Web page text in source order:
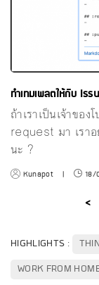
ทำเทมเพลตให้กับ
ถ้าเราเป็นเจ้าขอ
request มา เราอ
นะ ?
Kunapot | 18/
<
HIGHLIGHTS :
WORK FROM